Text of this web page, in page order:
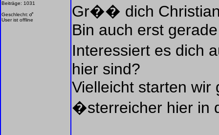
Beiträge: 1031
Geschlecht:
User ist offline
Gr�� dich
Bin auch erst
Interessiert es dich
hier sind?
Vielleicht starten wir
�sterreicher hier in